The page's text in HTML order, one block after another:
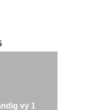
vy 1